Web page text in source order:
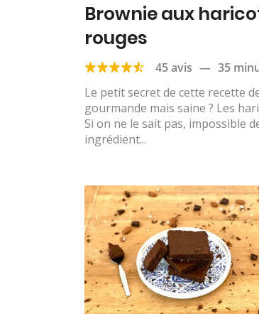
Brownie aux
rouges
45 avis — 35
Le petit secret de cette recette
gourmande mais saine ? Les
Si on ne le sait pas, impossible
ingrédient...